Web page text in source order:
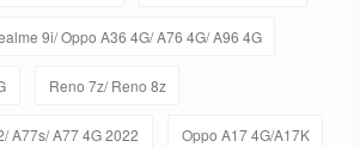
9i/ Oppo A36 4G/ A76 4G/ A96 4G
Reno 7z/ Reno 8z
A77s/ A77 4G 2022 Oppo A17 4G/A17K